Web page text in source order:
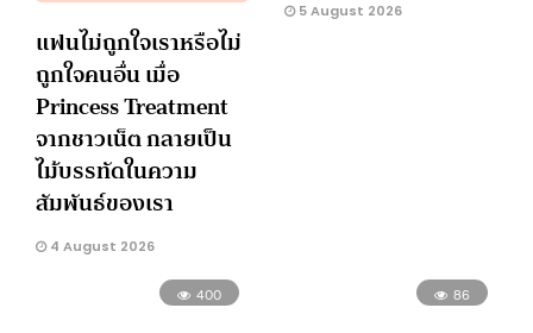
แฟนไม่ถูกใจเราหรือไม่
ถูกใจคนอื่น เมื่อ
Princess Treatment
จากชาวเน็ต กลายเป็น
ไม้บรรทัดในความ
สัมพันธ์ของเรา
4 August 2026
5 August 2026
400 86